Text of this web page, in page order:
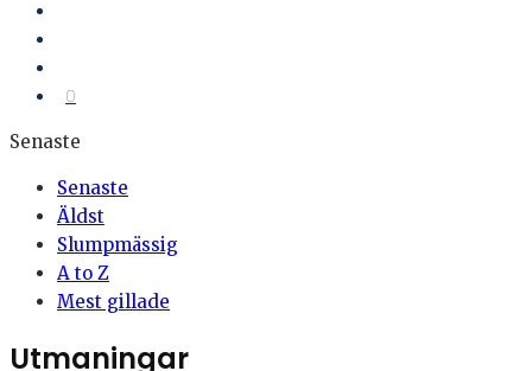
0
Senaste
Senaste
Äldst
Slumpmässig
A to Z
Mest gillade
Utmaningar